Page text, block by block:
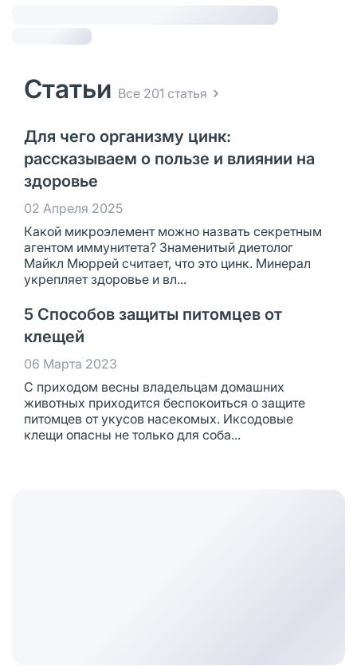
Статьи Все 201 статья
Для чего организму цинк:
рассказываем о пользе и влиянии на
здоровье
02 Апреля 2025
Какой микроэлемент можно назвать секретным
агентом иммунитета? Знаменитый диетолог
Майкл Мюррей считает, что это цинк. Минерал
укрепляет здоровье и вл...
5 Способов защиты питомцев от
клещей
06 Марта 2023
С приходом весны владельцам домашних
животных приходится беспокоиться о защите
питомцев от укусов насекомых. Иксодовые
клещи опасны не только для соба...